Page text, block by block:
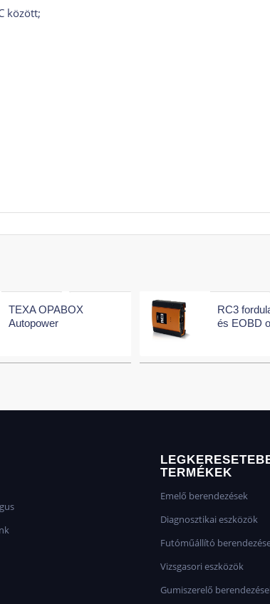
között;
TEXA OPABOX
Autopower
RC3
és EOBD
TERMÉKEK
Emelő berendezések
Diagnosztikai eszközök
Futóműállító
Vizsgasori eszközök
Gumiszerelő